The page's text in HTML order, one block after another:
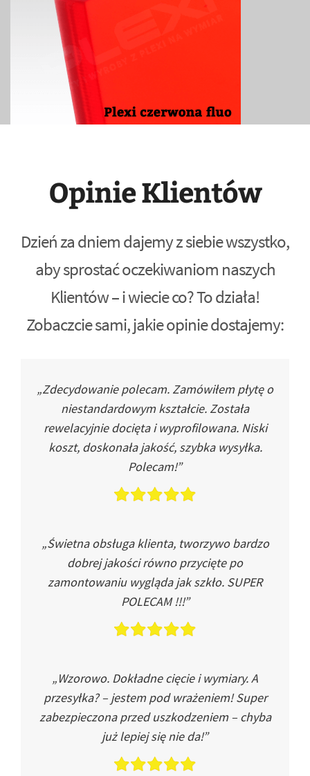
Opinie Klientów
Dzień za dniem dajemy z siebie wszystko,
aby sprostać oczekiwaniom naszych
Klientów – i wiecie co? To działa!
Zobaczcie sami, jakie opinie dostajemy:
„Zdecydowanie polecam. Zamówiłem płytę o
niestandardowym kształcie. Została
rewelacyjnie docięta i wyprofilowana. Niski
koszt, doskonała jakość, szybka wysyłka.
Polecam!”
„Świetna obsługa klienta, tworzywo bardzo
dobrej jakości równo przycięte po
zamontowaniu wygląda jak szkło. SUPER
POLECAM !!!”
„Wzorowo. Dokładne cięcie i wymiary. A
przesyłka? – jestem pod wrażeniem! Super
zabezpieczona przed uszkodzeniem – chyba
już lepiej się nie da!”